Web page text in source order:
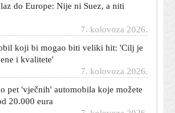
koji bi mogao biti veliki hit: 'Cilj je
i kvalitete'
pet 'vječnih' automobila koje možete
20.000 eura